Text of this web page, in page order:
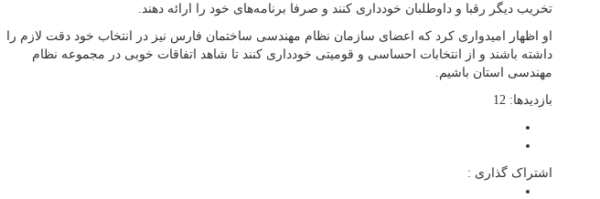
تخریب دیگر رقبا و داوطلبان خودداری کنند و صرفا برنامه‌های خود را ارائه دهند.
او اظهار امیدواری کرد که اعضای سازمان نظام مهندسی ساختمان فارس نیز در انتخاب خود دقت لازم را
داشته باشند و از انتخابات احساسی و قومیتی خودداری کنند تا شاهد اتفاقات خوبی در مجموعه نظام
مهندسی استان باشیم.
بازدیدها: 12
اشتراک گذاری :